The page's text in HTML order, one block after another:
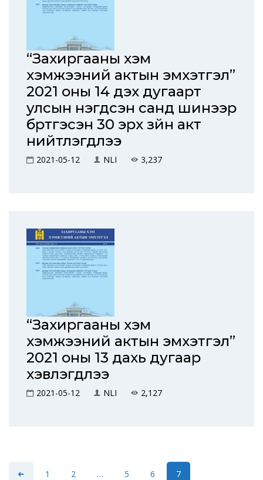
“Захиргааны хэм
хэмжээний актын эмхэтгэл”
2021 оны 14 дэх дугаарт
улсын нэгдсэн санд шинээр
бүртгэсэн 30 эрх зүйн акт
нийтлэгдлээ
2021-05-12 NLI 3,237
“Захиргааны хэм
хэмжээний актын эмхэтгэл”
2021 оны 13 дахь дугаар
хэвлэгдлээ
2021-05-12 NLI 2,127
1 2 … 5 6 7